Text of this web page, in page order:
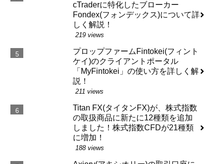
cTraderに特化したブローカー
Fondex(フォンデックス)について詳
しく解説！
219 views
プロップファームFintokei(フィント
ケイ)のクライアントポータル
「MyFintokei」の使い方を詳しく解
説！
211 views
Titan FX(タイタンFX)が、株式指数
の取扱商品に新たに12種類を追加
しました！株式指数CFDが21種類
に増加！
188 views